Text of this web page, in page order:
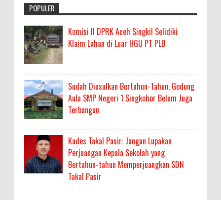
POPULER
Komisi II DPRK Aceh Singkil Selidiki
Klaim Lahan di Luar HGU PT PLB
Sudah Diusulkan Bertahun-Tahun, Gedung
Aula SMP Negeri 1 Singkohor Belum Juga
Terbangun
Kades Takal Pasir: Jangan Lupakan
Perjuangan Kepala Sekolah yang
Bertahun-tahun Memperjuangkan SDN
Takal Pasir